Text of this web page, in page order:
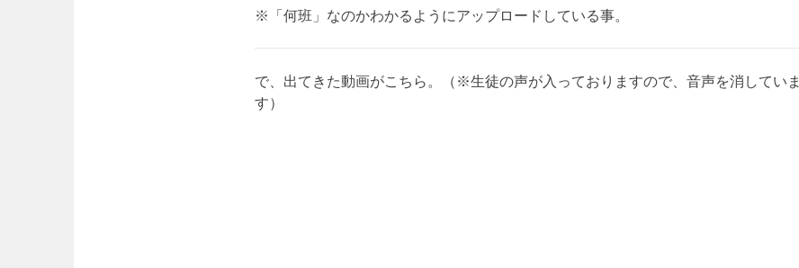
※「何班」なのかわかるようにアップロードしている事。
で、出てきた動画がこちら。（※生徒の声が入っておりますので、音声を消していま
す）